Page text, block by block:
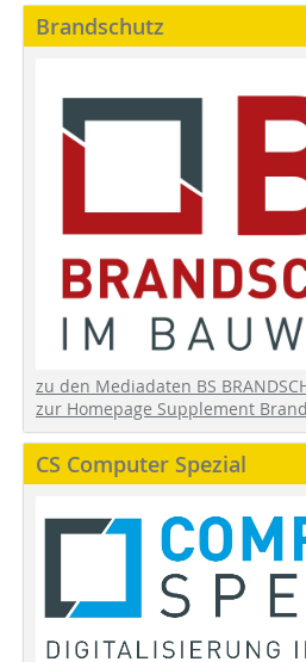
Brandschutz
zu den Mediadaten BS
zur Homepage Supplement
CS Computer Spezial